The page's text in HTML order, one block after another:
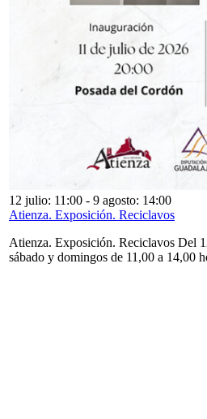
12 julio: 11:00 - 9 agosto: 14:00
Atienza. Exposición. Reciclavos
Atienza. Exposición. Reciclavos Del
sábado y domingos de 11,00 a 14,00